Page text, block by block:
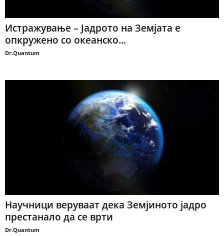
Истражување – Јадрото на Земјата е
опкружено со океанско...
Dr.Quantum
Научници веруваат дека Земјиното јадро
престанало да се врти
Dr.Quantum